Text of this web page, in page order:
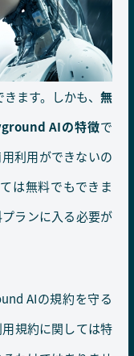
ます。しかも、 無
AIの特徴で
利用ができないの
は無料でもできま
ランに入る必要が
AIの規約を守る
規約に関しては特